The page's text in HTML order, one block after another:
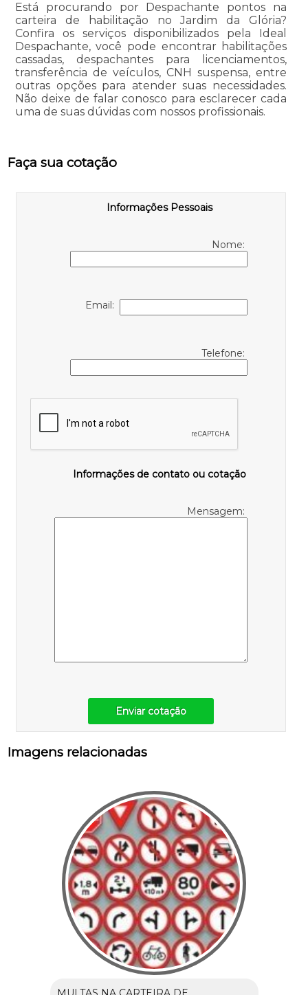
Está procurando por Despachante pontos na
carteira de habilitação no Jardim da Glória?
Confira os serviços disponibilizados pela Ideal
Despachante, você pode encontrar habilitações
cassadas, despachantes para licenciamentos,
transferência de veículos, CNH suspensa, entre
outras opções para atender suas necessidades.
Não deixe de falar conosco para esclarecer cada
uma de suas dúvidas com nossos profissionais.
Faça sua cotação
Informações Pessoais
Nome:
Email:
Telefone:
Informações de contato ou cotação
Mensagem:
Enviar cotação
Imagens relacionadas